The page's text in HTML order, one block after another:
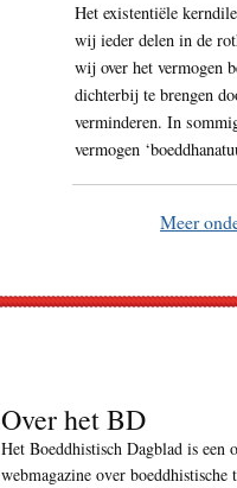
Het existentiële
wij ieder delen in de
wij over het vermogen
dichterbij te brengen
verminderen. In
vermogen
Meer
Over het BD
Het Boeddhistisch Dagblad is
webmagazine over boeddhistische